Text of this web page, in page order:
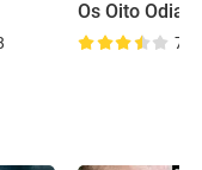
Os Oito
7.7